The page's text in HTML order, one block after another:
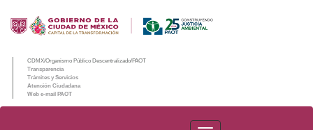
CDMX/Organismo Público Descentralizado/PAOT
Transparencia
Trámites y Servicios
Atención Ciudadana
Web e-mail PAOT